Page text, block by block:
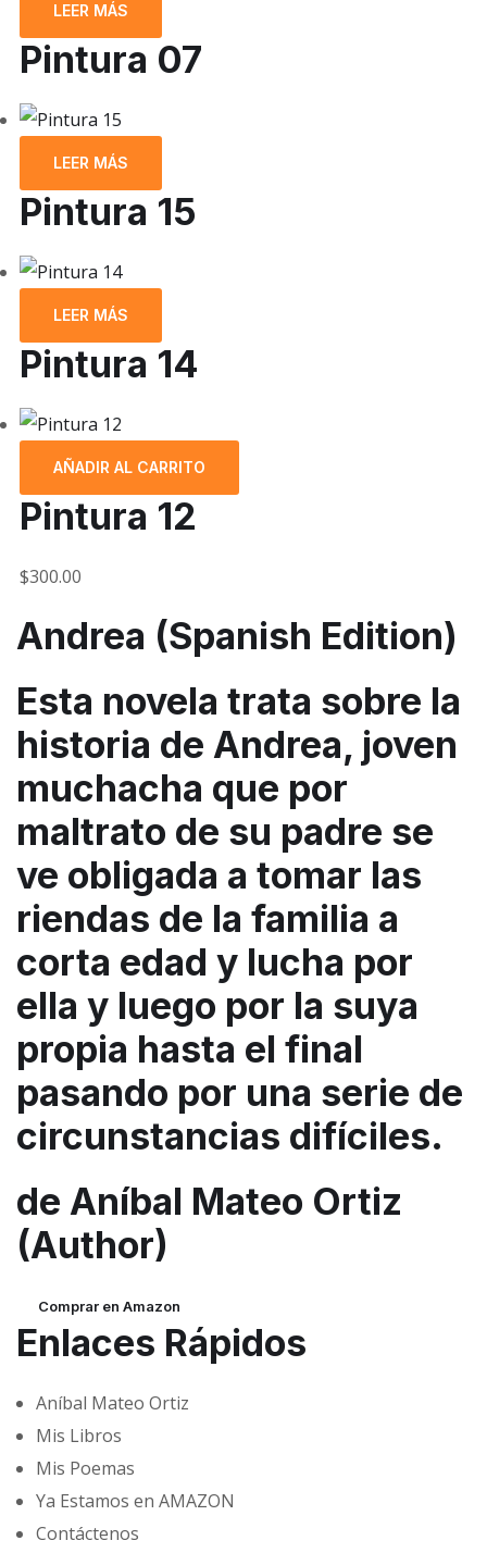
LEER MÁS
Pintura 07
LEER MÁS
Pintura 15
LEER MÁS
Pintura 14
AÑADIR AL CARRITO
Pintura 12
$300.00
Andrea (Spanish Edition)
Esta novela trata sobre la
historia de Andrea, joven
muchacha que por
maltrato de su padre se
ve obligada a tomar las
riendas de la familia a
corta edad y lucha por
ella y luego por la suya
propia hasta el final
pasando por una serie de
circunstancias difíciles.
de Aníbal Mateo Ortiz
(Author)
Comprar en Amazon
Enlaces Rápidos
Aníbal Mateo Ortiz
Mis Libros
Mis Poemas
Ya Estamos en AMAZON
Contáctenos